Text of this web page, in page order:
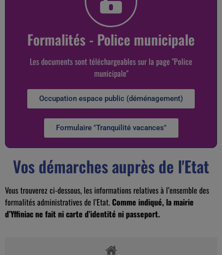
Formalités - Police municipale
Les documents sont téléchargeables sur la page "Police
municipale"
Occupation espace public (déménagement)
Formulaire "Tranquilité vacances"
Vos démarches auprès de l'Etat
Vous trouverez ci-dessous, les informations relatives à l’ensemble des
formalités administratives de l’Etat.Comme indiqué, la mairie
d’Yffiniac ne fait ni carte d’identité ni passeport.